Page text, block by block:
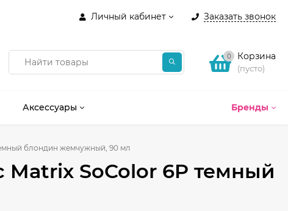
Личный кабинет Заказать звонок
0 Корзина
(пусто)
Бренды
Аксессуары
блондин жемчужный, 90 мл
Matrix SoColor 6P темный